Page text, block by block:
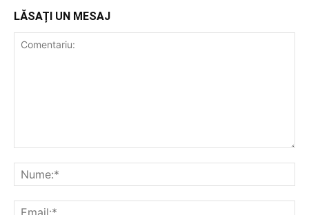
LĂSAȚI UN MESAJ